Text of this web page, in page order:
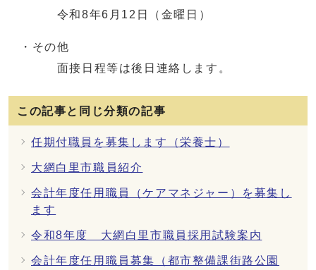
令和8年6月12日（金曜日）
・その他
面接日程等は後日連絡します。
この記事と同じ分類の記事
任期付職員を募集します（栄養士）
大網白里市職員紹介
会計年度任用職員（ケアマネジャー）を募集し
ます
令和8年度 大網白里市職員採用試験案内
会計年度任用職員募集（都市整備課街路公園